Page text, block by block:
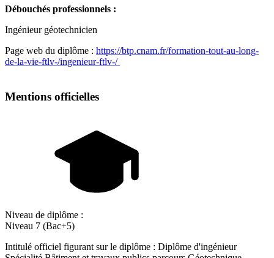
Débouchés professionnels :
Ingénieur géotechnicien
Page web du diplôme : https://btp.cnam.fr/formation-tout-au-long-
de-la-vie-ftlv-/ingenieur-ftlv-/
Mentions officielles
Niveau de diplôme :
Niveau 7 (Bac+5)
Intitulé officiel figurant sur le diplôme : Diplôme d'ingénieur